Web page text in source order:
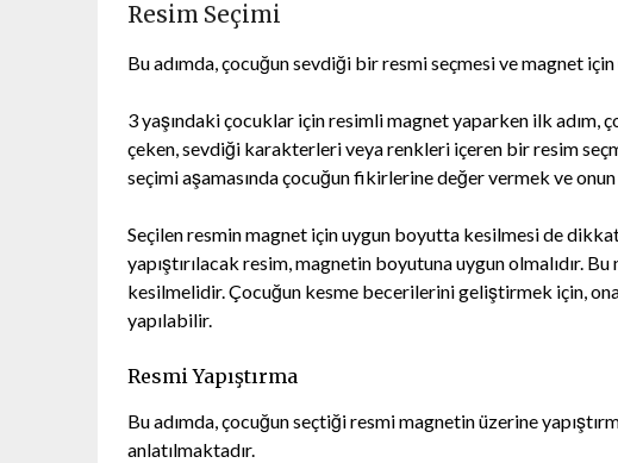
Resim Seçimi
Bu adımda, çocuğun sevdiği bir resmi seçmesi ve magnet
3 yaşındaki çocuklar için resimli magnet yaparken ilk adım,
çeken, sevdiği karakterleri veya renkleri içeren bir resim
seçimi aşamasında çocuğun fikirlerine değer vermek ve
Seçilen resmin magnet için uygun boyutta kesilmesi de
yapıştırılacak resim, magnetin boyutuna uygun olmalıdır.
kesilmelidir. Çocuğun kesme becerilerini geliştirmek için,
yapılabilir.
Resmi Yapıştırma
Bu adımda, çocuğun seçtiği resmi magnetin üzerine
anlatılmaktadır.